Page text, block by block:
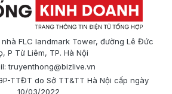
FLC landmark Tower, đường Lê Đức
P Từ Liêm, TP. Hà Nội
truyenthong@bizlive.vn
TTĐT do Sở TT&TT Hà Nội cấp ngày
10/03/2022